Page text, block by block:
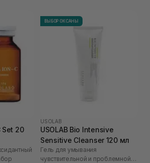
Set 20
ВЫБОР ОКСАНЫ
USOLAB
USOLAB Bio Intensive
Sensitive Cleanser 120 мл
Гель для умывания
чувствительной и проблемной